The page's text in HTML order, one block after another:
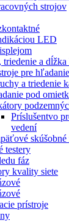
strojov
LED
a
pre
a triedenie
pod
Príslušentvo
vedení
skúšobné
testery
fáz
kvality siete
prístroje